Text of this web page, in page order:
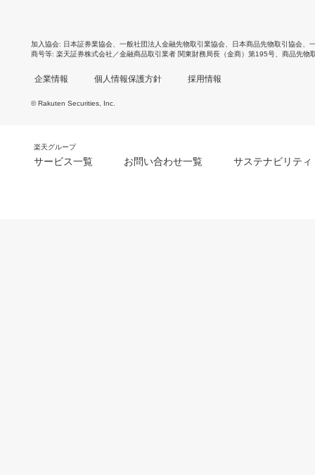
加入協会 日本証券業協会 一般社団法人金融先物取引業協会 日本商品先物取引協会
商号等 楽天証券株式会社／金融商品取引業者 関東財務局長（金商）第195号、商品先物
企業情報 個人情報保護方針 採用情報
© Rakuten Securities, Inc.
楽天グループ
サービス一覧 お問い合わせ一覧 サステナビリティ